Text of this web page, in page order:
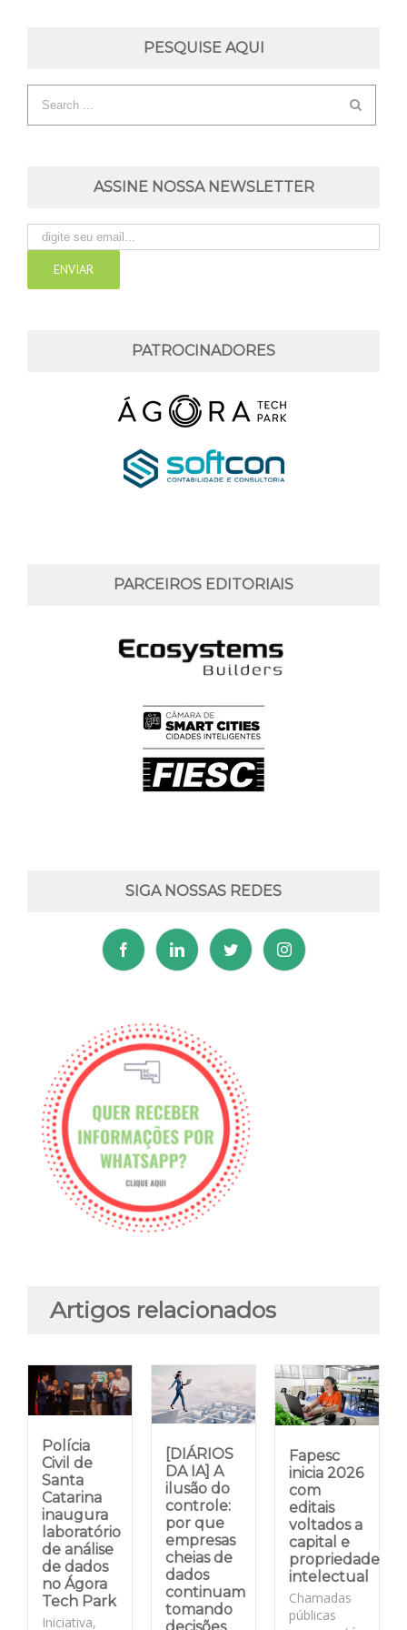
PESQUISE AQUI
ASSINE NOSSA NEWSLETTER
PATROCINADORES
PARCEIROS EDITORIAIS
SIGA NOSSAS REDES
Artigos relacionados
Polícia
Civil de
Santa
Catarina
inaugura
laboratório
de análise
de dados
no Ágora
Tech Park
Iniciativa,
[DIÁRIOS
DA IA] A
ilusão do
controle:
por que
empresas
cheias de
dados
continuam
tomando
Fapesc
inicia 2026
com
editais
voltados a
capital e
propriedade
intelectual
Chamadas
públicas